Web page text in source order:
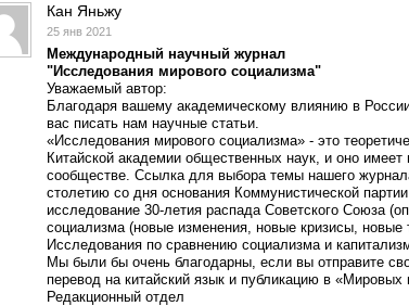
Кан Яньжу
25 янв 2021
Международный научный журнал
"Исследования мирового социализма"
Уважаемый автор:
Благодаря вашему академическому влиянию в
вас писать нам научные статьи.
«Исследования мирового социализма» - это
Китайской академии общественных наук, и оно
сообществе. Ссылка для выбора темы нашего
столетию со дня основания Коммунистической
исследование 30-летия распада Советского Союза
социализма (новые изменения, новые кризисы, новые
Исследования по сравнению социализма и
Мы были бы очень благодарны, если вы отправите
перевод на китайский язык и публикацию в
Редакционный отдел